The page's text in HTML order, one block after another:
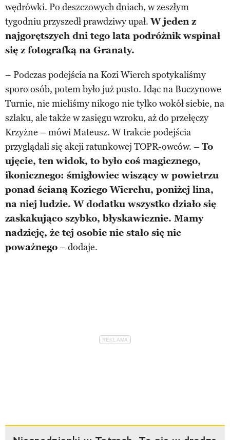
wędrówki. Po deszczowych dniach, w zeszłym
tygodniu przyszedł prawdziwy upał.W jeden z
najgorętszych dni tego lata podróżnik wspinał
się z fotografką na Granaty.
– Podczas podejścia na Kozi Wierch spotykaliśmy
sporo osób, potem było już pusto. Idąc na Buczynowe
Turnie, nie mieliśmy nikogo nie tylko wokół siebie, na
szlaku, ale także w zasięgu wzroku, aż do przełęczy
Krzyżne – mówi Mateusz. W trakcie podejścia
przyglądali się akcji ratunkowej TOPR-owców. – To
ujęcie, ten widok, to było coś magicznego,
ikonicznego: śmigłowiec wiszący w powietrzu
ponad ścianą Koziego Wierchu, poniżej lina,
na niej ludzie. W dodatku wszystko działo się
zaskakująco szybko, błyskawicznie. Mamy
nadzieję, że tej osobie nie stało się nic
poważnego– dodaje.